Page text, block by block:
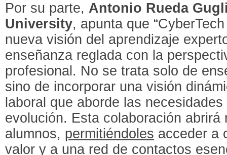
Por su parte, Antonio Rueda
University, apunta que
nueva visión del aprendizaje
enseñanza reglada con la
profesional. No se trata solo de
sino de incorporar una visión
laboral que aborde las
evolución. Esta colaboración
alumnos, permitiéndoles acceder a
valor y a una red de contactos